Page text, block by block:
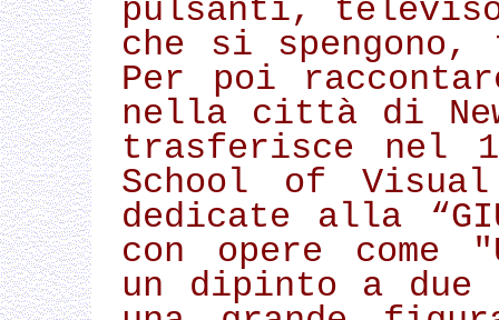
pulsanti,
che si
Per poi
nella città di
trasferisce nel
School of
dedicate alla
con opere come
un dipinto a